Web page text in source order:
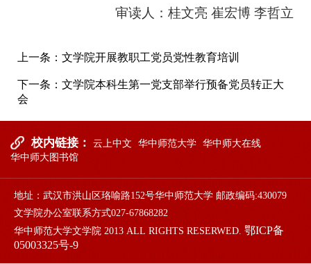
审读人：桂文亮 崔宏博 李哲立
上一条： 文学院开展教职工党员党性教育培训
下一条： 文学院本科生第一党支部举行预备党员转正大
会
校内链接： 云上中文 华中师范大学 华中师大在线
华中师大图书馆
地址：武汉市洪山区珞喻路152号华中师范大学 邮政编码:430079
文学院办公室联系方式027-67868282
华中师范大学文学院 2013 ALL RIGHTS RESERWED. 鄂ICP备
05003325号-9